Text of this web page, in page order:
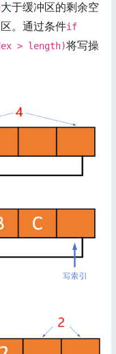
大于缓冲区的剩余空
。通过条件if
> length)将写操